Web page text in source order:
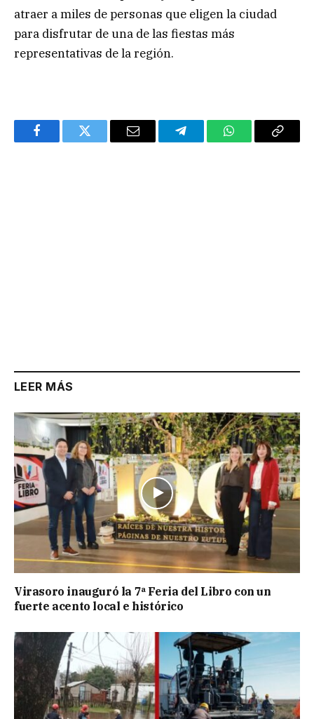
atraer a miles de personas que eligen la ciudad
para disfrutar de una de las fiestas más
representativas de la región.
FacebookTwitter Email TelegramWhatsAppCopy
LEER MÁS
Virasoro inauguró la 7ª Feria del Libro con un
fuerte acento local e histórico